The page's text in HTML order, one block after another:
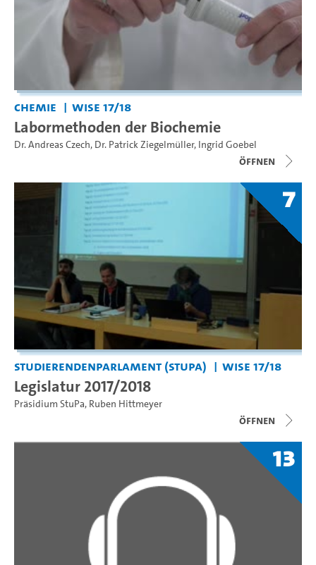
Chemie WiSe 17/18
Labormethoden der Biochemie
Dr. Andreas Czech, Dr. Patrick Ziegelmüller, Ingrid Goebel
Öffnen
7
Studierendenparlament (StuPa) WiSe 17/18
Legislatur 2017/2018
Präsidium StuPa, Ruben Hittmeyer
Öffnen
13